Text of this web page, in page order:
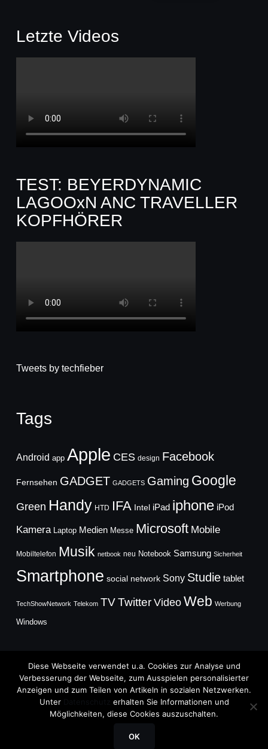
Letzte Videos
TEST: BEYERDYNAMIC
LAGOOxN ANC TRAVELLER
KOPFHÖRER
Tweets by techfieber
Tags
Android app Apple CES design Facebook
Fernsehen GADGET GADGETS Gaming Google
Green Handy HTD IFA Intel iPad iphone iPod
Kamera Laptop Medien Messe Microsoft Mobile
Mobiltelefon Musik netbook neu Notebook Samsung Sicherheit
Smartphone social network Sony Studie tablet
TechShowNetwork Telekom TVTwitter Video Web Werbung
Windows
Copyright © 2026
TechFieber Blog
Diese Webseite verwendet u.a. Cookies zur Analyse und
Verbesserung der Webseite, zum Ausspielen personalisierter
Anzeigen und zum Teilen von Artikeln in sozialen Netzwerken.
Unter
erhalten Sie Informationen und
Möglichkeiten, diese Cookies auszuschalten.
OK